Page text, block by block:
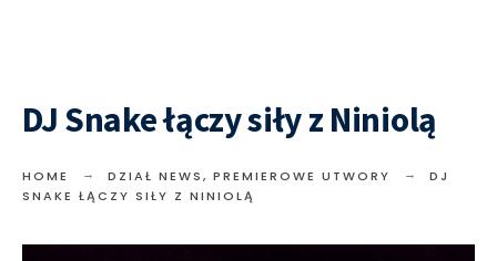
DJ Snake łączy siły z Niniolą
HOME DZIAŁ NEWS, PREMIEROWE UTWORY
DJ
SNAKE ŁĄCZY SIŁY Z NINIOLĄ